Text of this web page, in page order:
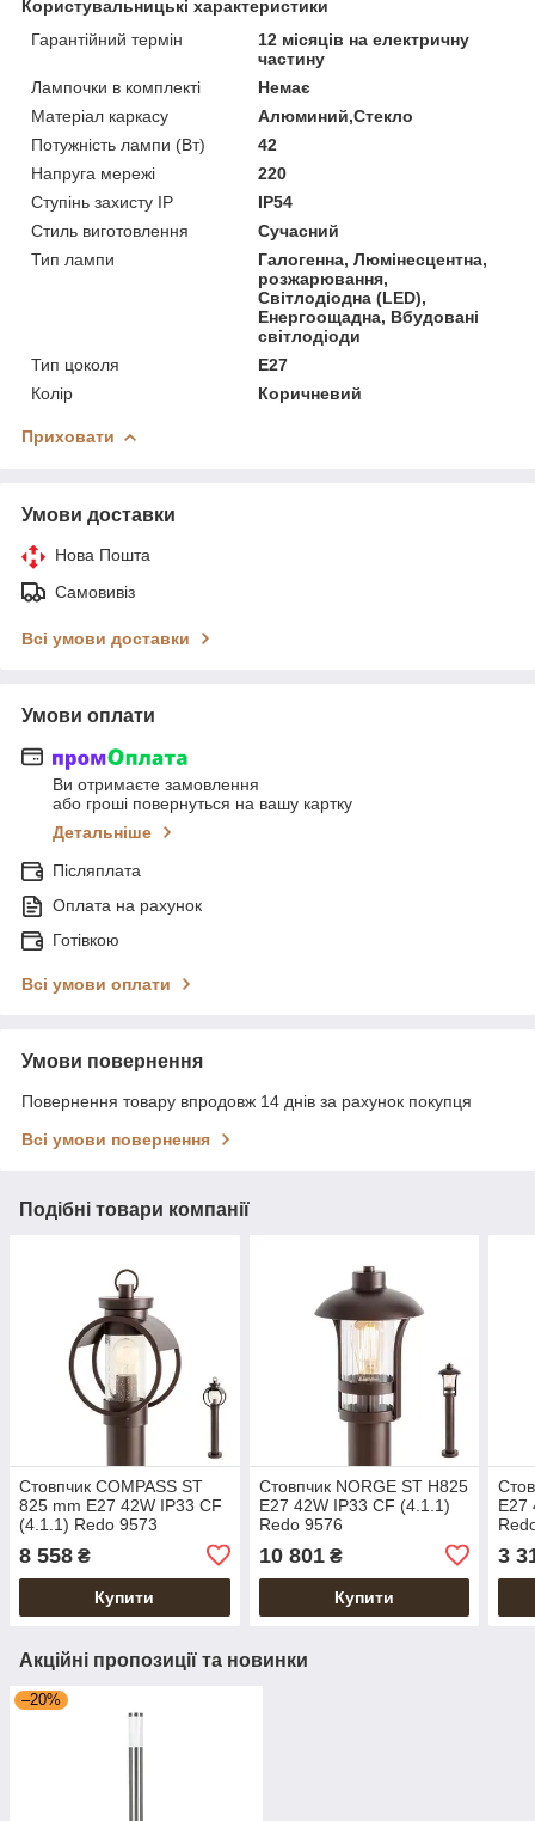
Користувальницькі характеристики
Гарантійний термін
12 місяців на електричну
частину
Лампочки в комплекті
Немає
Матеріал каркасу
Алюминий,Стекло
Потужність лампи (Вт)
42
Напруга мережі
220
Ступінь захисту IP
IP54
Стиль виготовлення
Сучасний
Тип лампи
Галогенна, Люмінесцентна,
розжарювання,
Світлодіодна (LED),
Енергоощадна, Вбудовані
світлодіоди
Тип цоколя
E27
Колір
Коричневий
Приховати
Умови доставки
Нова Пошта
Самовивіз
Всі умови доставки
Умови оплати
Ви отримаєте замовлення
або гроші повернуться на вашу картку
Детальніше
Післяплата
Оплата на рахунок
Готівкою
Всі умови оплати
Умови повернення
Повернення товару впродовж 14 днів за рахунок покупця
Всі умови повернення
Подібні товари компанії
Стовпчик COMPASS ST
825 mm E27 42W IP33 CF
(4.1.1) Redo 9573
8 558 ₴
Купити
Стовпчик NORGE ST H825
E27 42W IP33 CF (4.1.1)
Redo 9576
10 801₴
Купити
E27
3
Акційні пропозиції та новинки
–20%